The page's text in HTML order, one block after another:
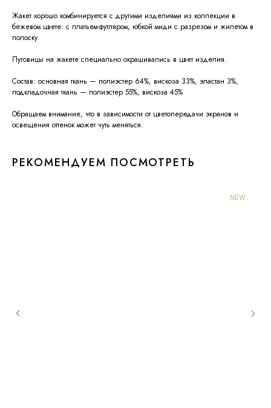
Жакет хорошо комбинируется с другими изделиями из коллекции в
бежевом цвете: с платьем-футляром, юбкой миди с разрезом и жилетом в
полоску.
Пуговицы на жакете специально окрашивались в цвет изделия.
Состав: основная ткань — полиэстер 64%, вискоза 33%, эластан 3%,
подкладочная ткань — полиэстер 55%, вискоза 45%
Обращаем внимание, что в зависимости от цветопередачи экранов и
освещения оттенок может чуть меняться.
РЕКОМЕНДУЕМ ПОСМОТРЕТЬ
NEW